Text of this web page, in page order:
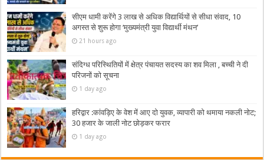
सीएम धामी करेंगे 3 लाख से अधिक विद्यार्थियों से सीधा संवाद, 10
अगस्त से शुरू होगा ‘मुख्यमंत्री युवा विद्यार्थी मंथन’
21 hours ago
संदिग्ध परिस्थितियों में क्षेत्र पंचायत सदस्य का शव मिला , बच्ची ने दी
परिजनों को सूचना
1 day ago
हरिद्वार :कांवड़िए के वेश में आए दो युवक, व्यापारी को थमाया नकली नोट;
30 हजार के जाली नोट छोड़कर फरार
1 day ago